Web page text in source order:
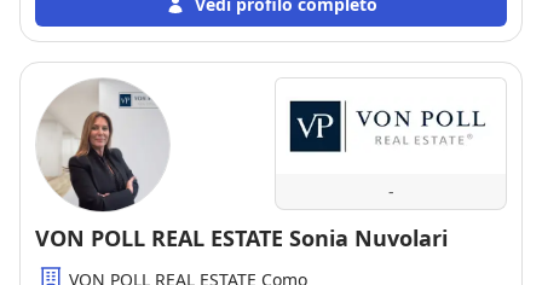
varie fasi della trattativa. Nonostante alcune
risolte, la vendita si è conclusa positivamente. Lo
ringraziamo per la disponibilità e il supporto fornito.
-
VON POLL REAL ESTATE Sonia Nuvolari
VON POLL REAL ESTATE Como